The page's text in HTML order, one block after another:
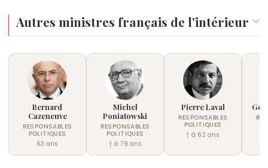
Autres ministres français de l'intérieur
Bernard
Cazeneuve
RESPONSABLES
POLITIQUES
63 ans
Michel
Poniatowski
RESPONSABLES
POLITIQUES
† à 79 ans
Pierre Laval
RESPONSABLES
POLITIQUES
† à 62 ans